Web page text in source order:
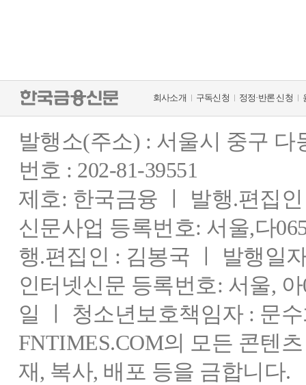
회사소개 구독신청 정정·반론 신청
발행소(주소) : 서울시 중구
번호 : 202-81-39551
제호: 한국금융 ㅣ 발행.편집
신문사업 등록번호: 서울,다
행.편집인 : 김봉국 ㅣ 발행일
인터넷신문 등록번호: 서울,
일 ㅣ 청소년보호책임자 : 문
FNTIMES.COM의 모든 콘텐
재, 복사, 배포 등을 금합니다.